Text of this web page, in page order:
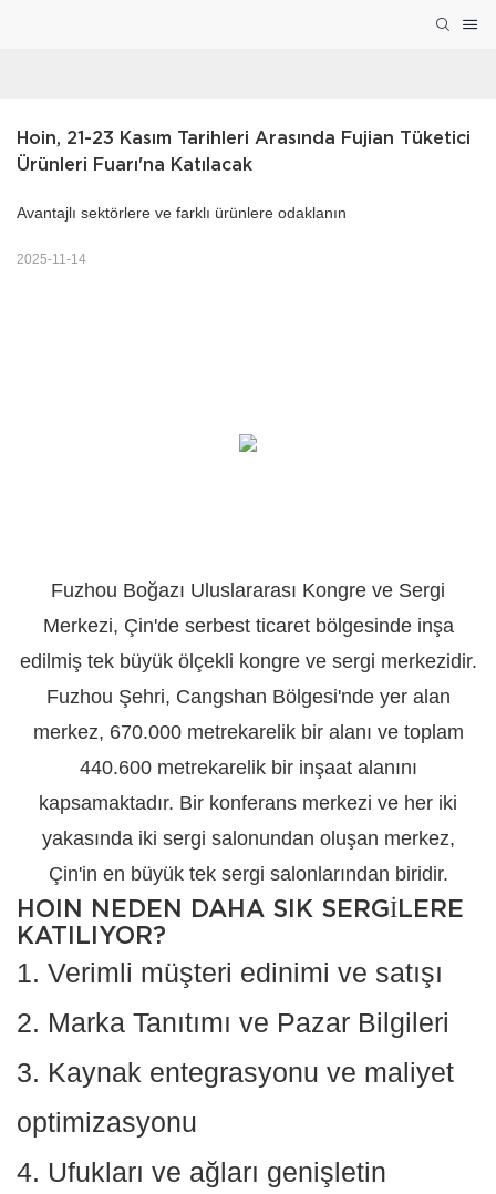
Hoin, 21-23 Kasım Tarihleri ​​arasında Fujian Tüketici
Ürünleri Fuarı'na Katılacak
Avantajlı sektörlere ve farklı ürünlere odaklanın
2025-11-14
Fuzhou Boğazı Uluslararası Kongre ve Sergi
Merkezi, Çin'de serbest ticaret bölgesinde inşa
edilmiş tek büyük ölçekli kongre ve sergi merkezidir.
Fuzhou Şehri, Cangshan Bölgesi'nde yer alan
merkez, 670.000 metrekarelik bir alanı ve toplam
440.600 metrekarelik bir inşaat alanını
kapsamaktadır. Bir konferans merkezi ve her iki
yakasında iki sergi salonundan oluşan merkez,
Çin'in en büyük tek sergi salonlarından biridir.
HOIN NEDEN DAHA SIK SERGILERE
KATILIYOR?
1. Verimli müşteri edinimi ve satışı
2. Marka Tanıtımı ve Pazar Bilgileri
3. Kaynak entegrasyonu ve maliyet
optimizasyonu
4. Ufukları ve ağları genişletin